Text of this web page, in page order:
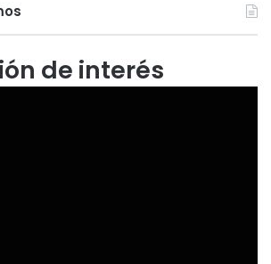
de interés